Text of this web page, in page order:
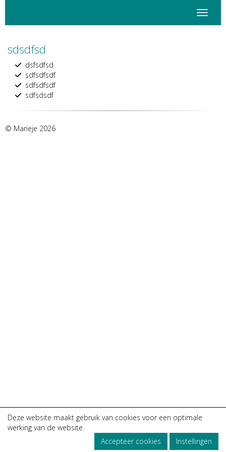
Toggle
sdsdfsd
dsfsdfsd
sdfsdfsdf
sdfsdfsdf
sdfsdsdf
Deze website maakt gebruik van cookies voor een optimale
werking van de website.
Accepteer cookies
Instellingen
© Marieje 2026